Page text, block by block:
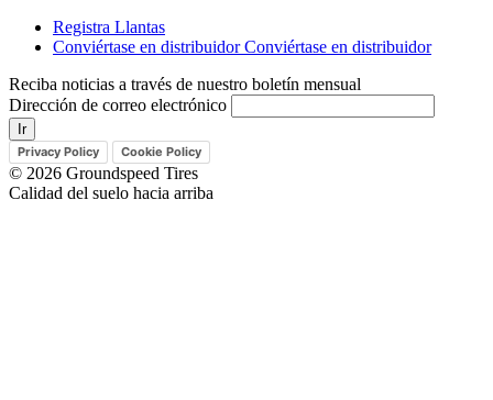
Registra Llantas
Conviértase en distribuidorConviértase en distribuidor
Reciba noticias a través de nuestro boletín mensual
Dirección de correo electrónico
Privacy Policy Cookie Policy
© 2026 Groundspeed Tires
Calidad del suelo hacia arriba